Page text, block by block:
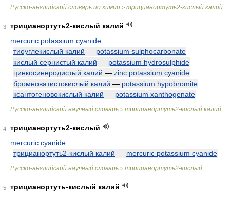
Русско-английский словарь по химии > трицианортуть2-кислый калий
3
трицианортуть2-кислый калий
mercuric potassium cyanide
тиоуглекислый калий — potassium sulphocarbonate
кислый сернистый калий — potassium hydrosulphide
цинкосинеродистый калий — zinc potassium cyanide
бромноватистокислый калий — potassium hypobromite
ксантогеновокислый калий — potassium xanthogenate
Русско-английский научный словарь > трицианортуть2-кислый калий
4
трицианортуть2-кислый
mercuric cyanide
трицианортуть2-кислый калий — mercuric potassium cyanide
Русско-английский научный словарь > трицианортуть2-кислый
5
трицианортуть-кислый калий